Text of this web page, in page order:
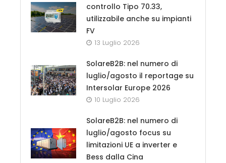
controllo Tipo 70.33,
utilizzabile anche su impianti
FV
13 Luglio 2026
SolareB2B: nel numero di
luglio/agosto il reportage su
Intersolar Europe 2026
10 Luglio 2026
SolareB2B: nel numero di
luglio/agosto focus su
limitazioni UE a inverter e
Bess dalla Cina